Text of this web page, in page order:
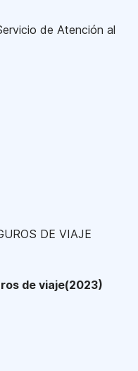
de Atención al
DE VIAJE
de viaje(2023)